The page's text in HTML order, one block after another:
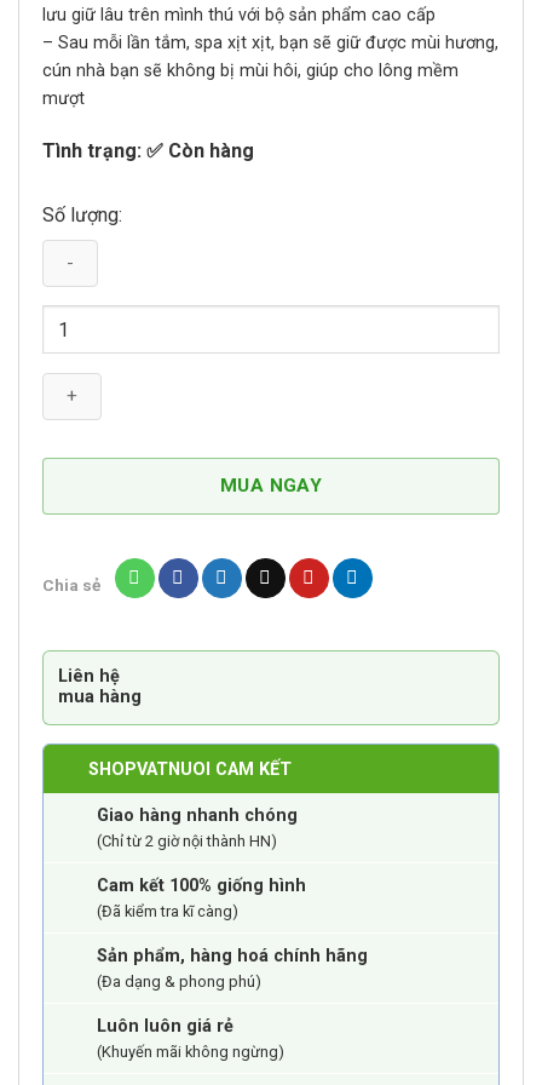
lưu giữ lâu trên mình thú với bộ sản phẩm cao cấp
– Sau mỗi lần tắm, spa xịt xịt, bạn sẽ giữ được mùi hương,
cún nhà bạn sẽ không bị mùi hôi, giúp cho lông mềm
mượt
Tình trạng: ✅ Còn hàng
Số lượng:
Nước
Khử
Mùi
Lâu
Thái
lượng
MUA NGAY
Chia sẻ
Liên hệ
mua hàng
SHOPVATNUOI CAM KẾT
Giao hàng nhanh chóng
(Chỉ từ 2 giờ nội thành HN)
Cam kết 100% giống hình
(Đã kiểm tra kĩ càng)
Sản phẩm, hàng hoá chính hãng
(Đa dạng & phong phú)
Luôn luôn giá rẻ
(Khuyến mãi không ngừng)